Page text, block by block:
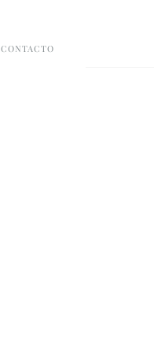
CONTACTO